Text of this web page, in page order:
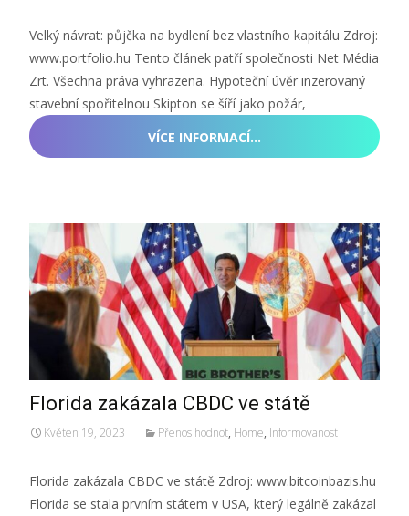
Velký návrat: půjčka na bydlení bez vlastního kapitálu Zdroj:
www.portfolio.hu Tento článek patří společnosti Net Média
Zrt. Všechna práva vyhrazena. Hypoteční úvěr inzerovaný
stavební spořitelnou Skipton se šíří jako požár,
VÍCE INFORMACÍ…
Florida zakázala CBDC ve státě
Květen 19, 2023 Přenos hodnot, Home, Informovanost
Florida zakázala CBDC ve státě Zdroj: www.bitcoinbazis.hu
Florida se stala prvním státem v USA, který legálně zakázal